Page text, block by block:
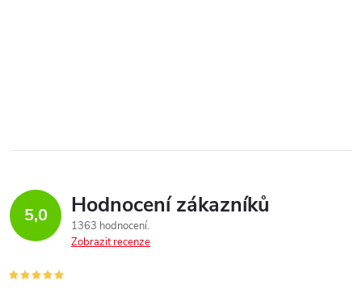
5,0 Hodnocení zákazníků
1363 hodnocení
Zobrazit recenze